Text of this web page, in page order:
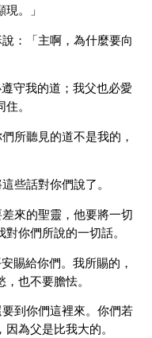
。」
：「主啊，為什麼要向
守我的道；我父也必愛
。
所聽見的道不是我的，
些話對你們說了。
來的聖靈，他要將一切
你們所說的一切話。
賜給你們。我所賜的，
也不要膽怯。
到你們這裡來。你們若
為父是比我大的。